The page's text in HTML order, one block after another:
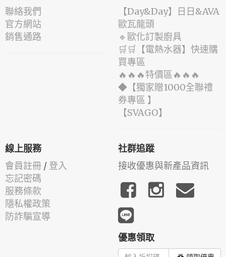
聯絡我們
官方網站
銷售通路
️【Day&Day】️日日&AVA
歐瓦龍頭
🔹歐化訂製廚具
🛒🛒【電熱水器】快速購
買專區
🔥🔥🔥特價區🔥🔥🔥
◆【獨家贈1000全聯禮
券專區 】
️【SVAGO】️
線上服務
會員註冊 / 登入
忘記密碼
服務條款
隱私權政策
防詐騙宣導
社群追蹤
接收優惠與新產品資訊
優惠領取